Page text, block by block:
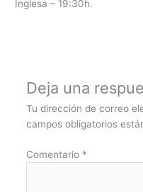
Inglesa – 19:30h.
Deja una
Tu dirección de correo
campos obligatorios
Comentario *